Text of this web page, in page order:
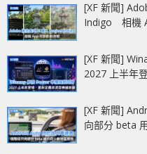
[XF 新聞]
Indigo 相機
[XF 新聞]
2027 上半年
[XF 新聞]
向部分 beta